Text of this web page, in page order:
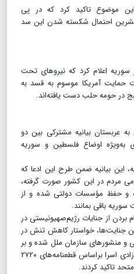
این موضوع تاکید کرد که در پی
احتمال شکسته شدن این سد
سوریه اعلام کرد که نیروهای تحت
حمایت آمریکا موسوم به قسد به
در حومه حلب دست یافته‌اند.
عربستان بیانیه مشترکی بین دو
اوضاع فلسطین و سوریه
این بیانیه ضمن طرح این ادعا که
مردم در این کشور صورت گرفته،
و حفظ مؤسسات دولتی شده و از
باقی بمانند.
از جنایات رژیم‌صهیونیستی در
جنایت‌ها، خواستار کاهش تنش در
و منشورهای سازمان ملل شده و بر
ضرورت توقف درگیری‌ها در غزه و آزادی اسرا براساس قطعنامه‌های ۲۷۲۰